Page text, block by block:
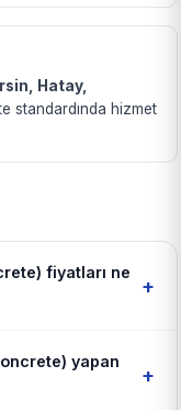
Hatay,
standardında hizmet
fiyatları ne
+
yapan
+